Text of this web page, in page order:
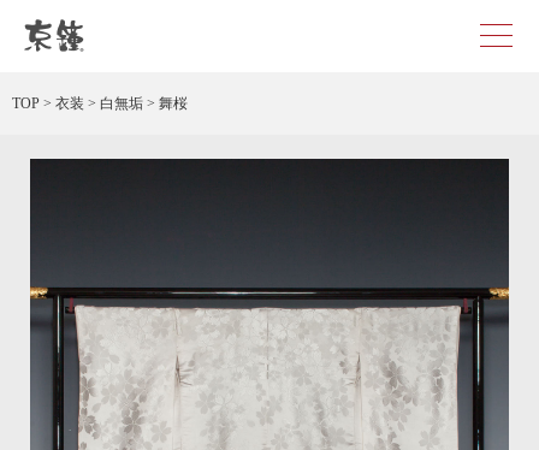
TOP > 衣装 > 白無垢 > 舞桜